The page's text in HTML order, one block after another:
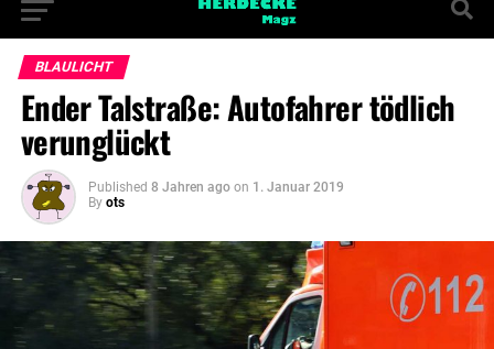
BLAULICHT
Ender Talstraße: Autofahrer tödlich
verunglückt
Published 8 Jahren ago on 1. Januar 2019
By ots